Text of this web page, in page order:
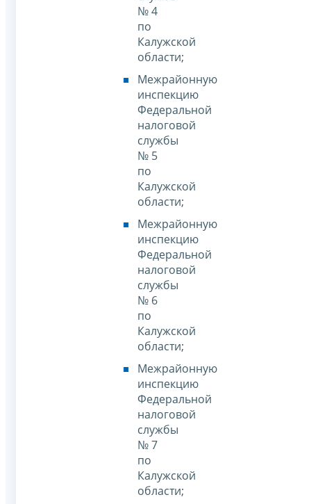
№ 4
по
Калужской
области;
Межрайонную
инспекцию
Федеральной
налоговой
службы
№ 5
по
Калужской
области;
Межрайонную
инспекцию
Федеральной
налоговой
службы
№ 6
по
Калужской
области;
Межрайонную
инспекцию
Федеральной
налоговой
службы
№ 7
по
Калужской
области;